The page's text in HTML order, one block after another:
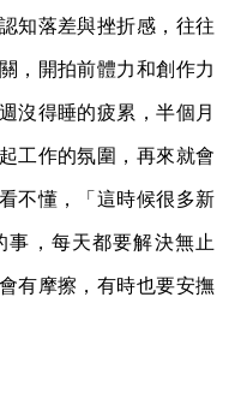
知落差與挫折感，往往
，開拍前體力和創作力
沒得睡的疲累，半個月
工作的氛圍，再來就會
不懂，「這時候很多新
事，每天都要解決無止
有摩擦，有時也要安撫